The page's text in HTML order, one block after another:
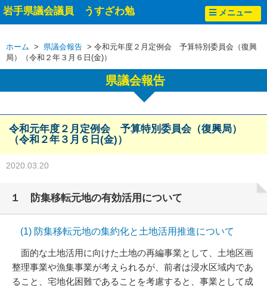
岩手県議会議員 うすざわ勉 メニュー
ホーム > 県議会報告 > 令和元年度２月定例会 予算特別委員会（復興
局）（令和２年３月６日(金)）
県議会報告
令和元年度２月定例会 予算特別委員会（復興局）
（令和２年３月６日(金)）
2020.03.20
１ 防集移転元地の有効活用について
(1) 防集移転元地の集約化と土地活用推進について
面的な土地活用に向けた土地の再編事業として、土地区画
整理事業や漁集事業が考えられるが、前者は浸水区域内であ
ること、宅地化困難であることを考慮すると、事業として成